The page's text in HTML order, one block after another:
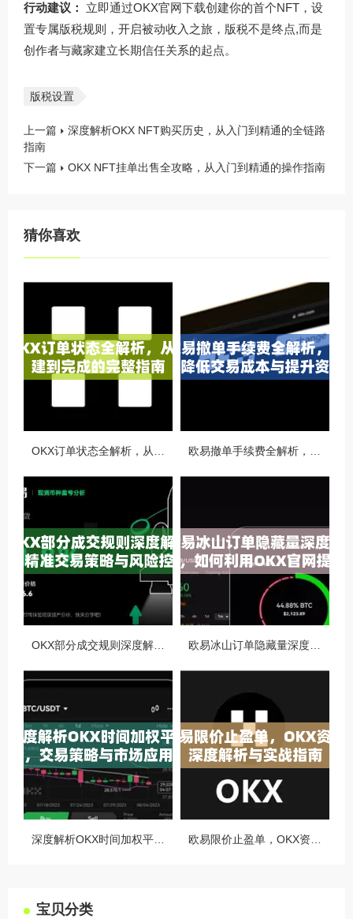
行动建议： 立即通过OKX官网下载创建你的首个NFT，设
置专属版税规则，开启被动收入之旅，版税不是终点,而是
创作者与藏家建立长期信任关系的起点。
版税设置
上一篇
深度解析OKX NFT购买历史，从入门到精通的全链路
指南
下一篇
OKX NFT挂单出售全攻略，从入门到精通的操作指南
猜你喜欢
宝贝分类